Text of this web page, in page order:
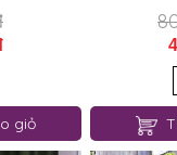
giỏ